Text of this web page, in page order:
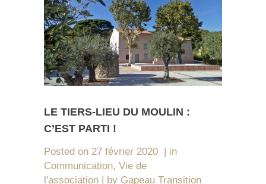
LE TIERS-LIEU DU MOULIN :
C’EST PARTI !
Posted on 27 février 2020
in
Communication, Vie de
l'association
by Gapeau Transition